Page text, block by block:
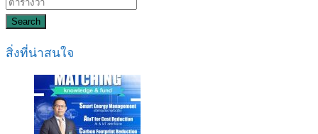
Search
สิ่งที่น่าสนใจ